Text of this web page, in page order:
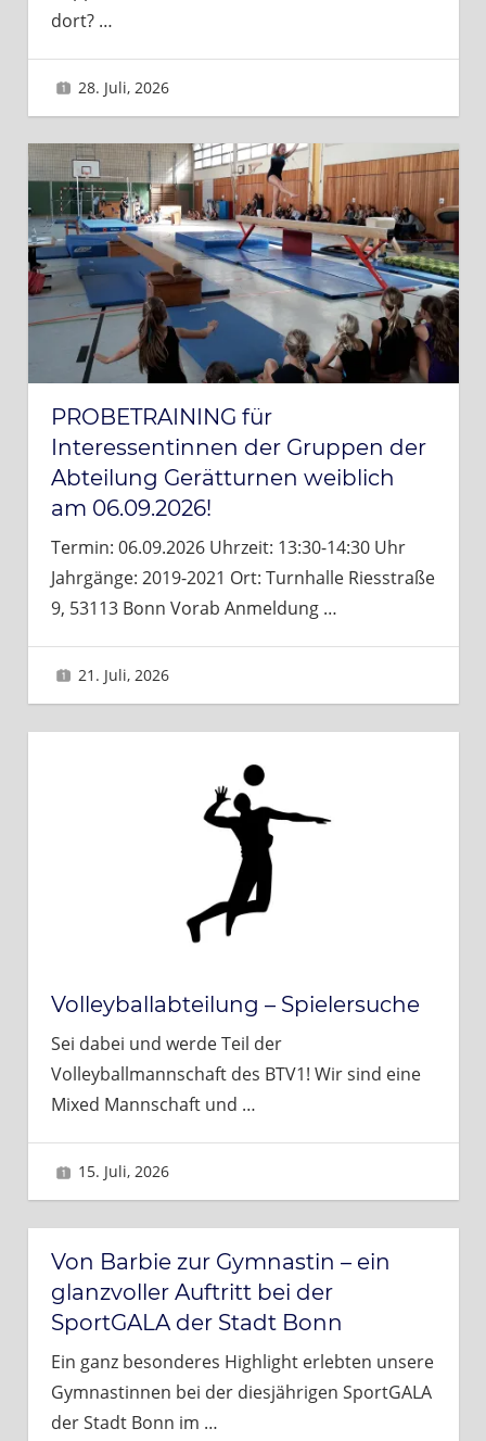
dort? …
28. Juli, 2026
PROBETRAINING für
Interessentinnen der Gruppen der
Abteilung Gerätturnen weiblich
am 06.09.2026!
Termin: 06.09.2026 Uhrzeit: 13:30-14:30 Uhr
Jahrgänge: 2019-2021 Ort: Turnhalle Riesstraße
9, 53113 Bonn Vorab Anmeldung …
21. Juli, 2026
Volleyballabteilung – Spielersuche
Sei dabei und werde Teil der
Volleyballmannschaft des BTV1! Wir sind eine
Mixed Mannschaft und …
15. Juli, 2026
Von Barbie zur Gymnastin – ein
glanzvoller Auftritt bei der
SportGALA der Stadt Bonn
Ein ganz besonderes Highlight erlebten unsere
Gymnastinnen bei der diesjährigen SportGALA
der Stadt Bonn im …